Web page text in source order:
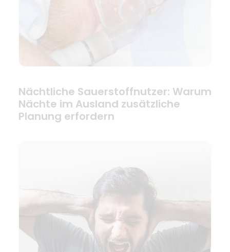
Nächtliche Sauerstoffnutzer: Warum
Nächte im Ausland zusätzliche
Planung erfordern